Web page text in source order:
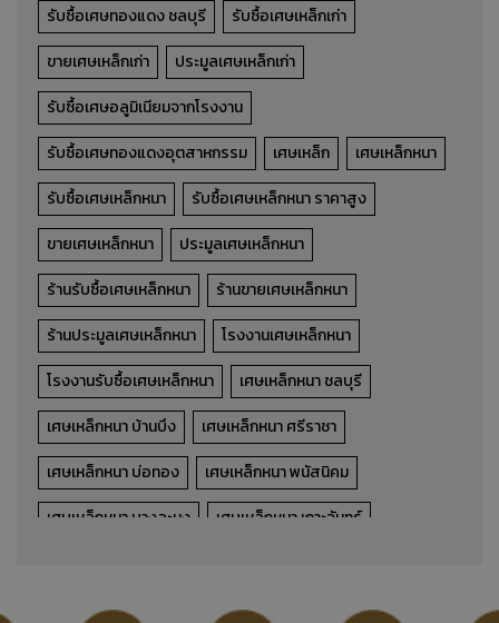
เศษเหล็กหนา
รับซื้อ-ขาย-ประมูล เศษเหล็กหนา
รับซื้อเศษทองแดง ชลบุรี
รับซื้อเศษเหล็กเก่า
ขายเศษเหล็กเก่า
ประมูลเศษเหล็กเก่า
รับซื้อเศษอลูมิเนียมจากโรงงาน
รับซื้อเศษทองแดงอุตสาหกรรม
เศษเหล็ก
เศษเหล็กหนา
รับซื้อเศษเหล็กหนา
รับซื้อเศษเหล็กหนา ราคาสูง
ขายเศษเหล็กหนา
ประมูลเศษเหล็กหนา
ร้านรับซื้อเศษเหล็กหนา
ร้านขายเศษเหล็กหนา
ร้านประมูลเศษเหล็กหนา
โรงงานเศษเหล็กหนา
โรงงานรับซื้อเศษเหล็กหนา
เศษเหล็กหนา ชลบุรี
เศษเหล็กหนา บ้านบึง
เศษเหล็กหนา ศรีราชา
เศษเหล็กหนา บ่อทอง
เศษเหล็กหนา พนัสนิคม
เศษเหล็กหนา บางละมุง
เศษเหล็กหนา เกาะจันทร์
รับซื้อเศษเหล็ก
ขายเศษเหล็ก
รับประมูลเศษเหล็ก